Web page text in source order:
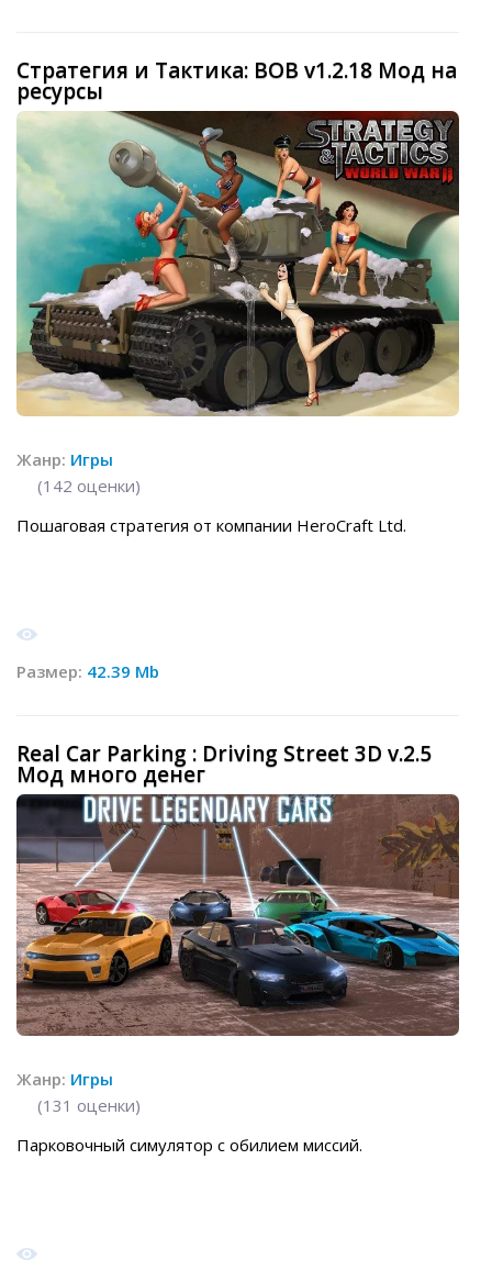
Стратегия и Тактика: ВОВ v1.2.18 Мод на
ресурсы
Жанр: Игры
(142 оценки)
Пошаговая стратегия от компании HeroCraft Ltd.
Размер: 42.39 Mb
Real Car Parking : Driving Street 3D v.2.5
Мод много денег
Жанр: Игры
(131 оценки)
Парковочный симулятор с обилием миссий.